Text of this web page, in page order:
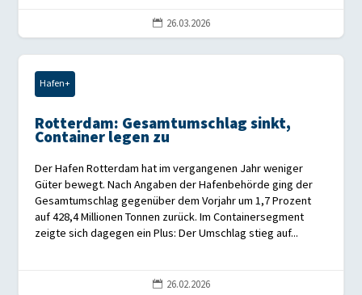
 26.03.2026
Hafen+
Rotterdam: Gesamtumschlag sinkt,
Container legen zu
Der Hafen Rotterdam hat im vergangenen Jahr weniger
Güter bewegt. Nach Angaben der Hafenbehörde ging der
Gesamtumschlag gegenüber dem Vorjahr um 1,7 Prozent
auf 428,4 Millionen Tonnen zurück. Im Containersegment
zeigte sich dagegen ein Plus: Der Umschlag stieg auf...
 26.02.2026